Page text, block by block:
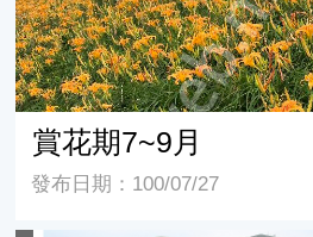
賞花期7~9月
發布日期：100/07/27